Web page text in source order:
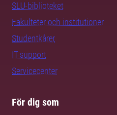
SLU-biblioteket
Fakulteter och institutioner
Studentkårer
IT-support
Servicecenter
För dig som